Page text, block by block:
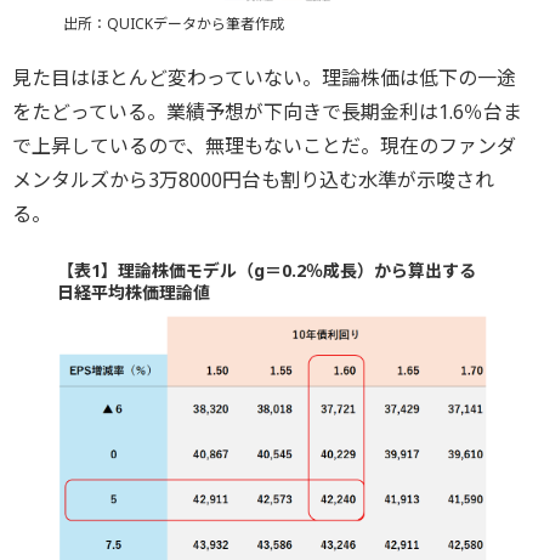
出所：QUICKデータから筆者作成
見た目はほとんど変わっていない。理論株価は低下の一途
をたどっている。業績予想が下向きで長期金利は1.6％台ま
で上昇しているので、無理もないことだ。現在のファンダ
メンタルズから3万8000円台も割り込む水準が示唆され
る。
【表1】理論株価モデル（g＝0.2％成長）から算出する
日経平均株価理論値